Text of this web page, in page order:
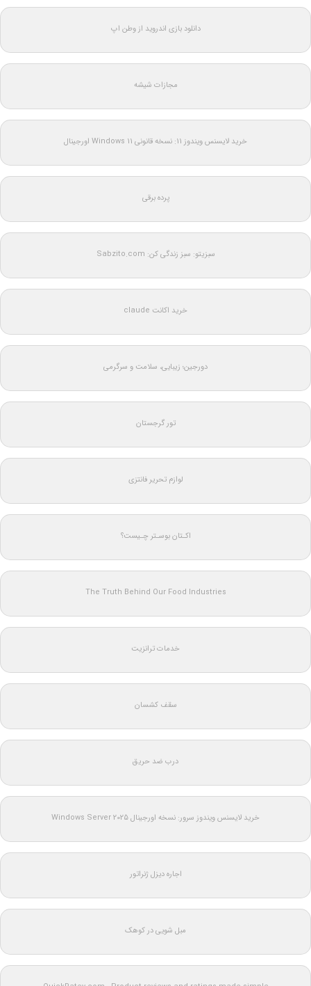
دانلود بازی اندروید از وطن اپ
مجازات شیشه
خرید لایسنس ویندوز 11: نسخه قانونی Windows 11 اورجینال
پرده برقی
سبزیتو: سبز زندگی کن: Sabzito.com
خرید اکانت claude
دورجین؛ زیبایی، سلامت و سرگرمی
تور گرجستان
لوازم تحریر فانتزی
اکـتان بوسـتر چـیست؟
The Truth Behind Our Food Industries
خدمات ترانزیت
سقف کشسان
درب ضد حریق
خرید لایسنس ویندوز سرور: نسخه اورجینال Windows Server 2025
اجاره دیزل ژنراتور
مبل شویی در کوهک